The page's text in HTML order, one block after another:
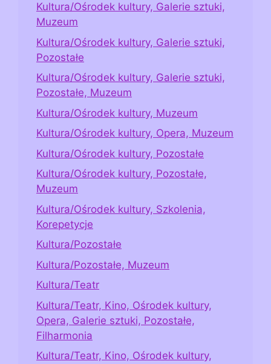
Kultura/Ośrodek kultury, Galerie sztuki,
Muzeum
Kultura/Ośrodek kultury, Galerie sztuki,
Pozostałe
Kultura/Ośrodek kultury, Galerie sztuki,
Pozostałe, Muzeum
Kultura/Ośrodek kultury, Muzeum
Kultura/Ośrodek kultury, Opera, Muzeum
Kultura/Ośrodek kultury, Pozostałe
Kultura/Ośrodek kultury, Pozostałe,
Muzeum
Kultura/Ośrodek kultury, Szkolenia,
Korepetycje
Kultura/Pozostałe
Kultura/Pozostałe, Muzeum
Kultura/Teatr
Kultura/Teatr, Kino, Ośrodek kultury,
Opera, Galerie sztuki, Pozostałe,
Filharmonia
Kultura/Teatr, Kino, Ośrodek kultury,